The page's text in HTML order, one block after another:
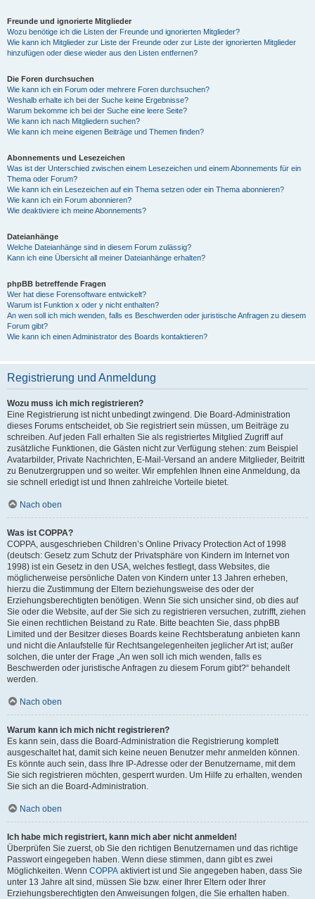
Freunde und ignorierte Mitglieder
Wozu benötige ich die Listen der Freunde und ignorierten Mitglieder?
Wie kann ich Mitglieder zur Liste der Freunde oder zur Liste der ignorierten Mitglieder
hinzufügen oder diese wieder aus den Listen entfernen?
Die Foren durchsuchen
Wie kann ich ein Forum oder mehrere Foren durchsuchen?
Weshalb erhalte ich bei der Suche keine Ergebnisse?
Warum bekomme ich bei der Suche eine leere Seite?
Wie kann ich nach Mitgliedern suchen?
Wie kann ich meine eigenen Beiträge und Themen finden?
Abonnements und Lesezeichen
Was ist der Unterschied zwischen einem Lesezeichen und einem Abonnements für ein
Thema oder Forum?
Wie kann ich ein Lesezeichen auf ein Thema setzen oder ein Thema abonnieren?
Wie kann ich ein Forum abonnieren?
Wie deaktiviere ich meine Abonnements?
Dateianhänge
Welche Dateianhänge sind in diesem Forum zulässig?
Kann ich eine Übersicht all meiner Dateianhänge erhalten?
phpBB betreffende Fragen
Wer hat diese Forensoftware entwickelt?
Warum ist Funktion x oder y nicht enthalten?
An wen soll ich mich wenden, falls es Beschwerden oder juristische Anfragen zu diesem
Forum gibt?
Wie kann ich einen Administrator des Boards kontaktieren?
Registrierung und Anmeldung
Wozu muss ich mich registrieren?
Eine Registrierung ist nicht unbedingt zwingend. Die Board-Administration
dieses Forums entscheidet, ob Sie registriert sein müssen, um Beiträge zu
schreiben. Auf jeden Fall erhalten Sie als registriertes Mitglied Zugriff auf
zusätzliche Funktionen, die Gästen nicht zur Verfügung stehen: zum Beispiel
Avatarbilder, Private Nachrichten, E-Mail-Versand an andere Mitglieder, Beitritt
zu Benutzergruppen und so weiter. Wir empfehlen Ihnen eine Anmeldung, da
sie schnell erledigt ist und Ihnen zahlreiche Vorteile bietet.
Nach oben
Was ist COPPA?
COPPA, ausgeschrieben Children’s Online Privacy Protection Act of 1998
(deutsch: Gesetz zum Schutz der Privatsphäre von Kindern im Internet von
1998) ist ein Gesetz in den USA, welches festlegt, dass Websites, die
möglicherweise persönliche Daten von Kindern unter 13 Jahren erheben,
hierzu die Zustimmung der Eltern beziehungsweise des oder der
Erziehungsberechtigten benötigen. Wenn Sie sich unsicher sind, ob dies auf
Sie oder die Website, auf der Sie sich zu registrieren versuchen, zutrifft, ziehen
Sie einen rechtlichen Beistand zu Rate. Bitte beachten Sie, dass phpBB
Limited und der Besitzer dieses Boards keine Rechtsberatung anbieten kann
und nicht die Anlaufstelle für Rechtsangelegenheiten jeglicher Art ist; außer
solchen, die unter der Frage „An wen soll ich mich wenden, falls es
Beschwerden oder juristische Anfragen zu diesem Forum gibt?“ behandelt
werden.
Nach oben
Warum kann ich mich nicht registrieren?
Es kann sein, dass die Board-Administration die Registrierung komplett
ausgeschaltet hat, damit sich keine neuen Benutzer mehr anmelden können.
Es könnte auch sein, dass Ihre IP-Adresse oder der Benutzername, mit dem
Sie sich registrieren möchten, gesperrt wurden. Um Hilfe zu erhalten, wenden
Sie sich an die Board-Administration.
Nach oben
Ich habe mich registriert, kann mich aber nicht anmelden!
Überprüfen Sie zuerst, ob Sie den richtigen Benutzernamen und das richtige
Passwort eingegeben haben. Wenn diese stimmen, dann gibt es zwei
Möglichkeiten. Wenn COPPA aktiviert ist und Sie angegeben haben, dass Sie
unter 13 Jahre alt sind, müssen Sie bzw. einer Ihrer Eltern oder Ihrer
Erziehungsberechtigten den Anweisungen folgen, die Sie erhalten haben.